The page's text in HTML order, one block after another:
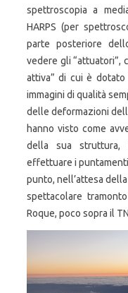
spettroscopia a
HARPS (per
parte posteriore
vedere gli “attuatori”,
attiva” di cui è
immagini di qualità
delle deformazioni
hanno visto come
della sua struttura,
effettuare i
punto, nell’attesa
spettacolare
Roque, poco sopra il